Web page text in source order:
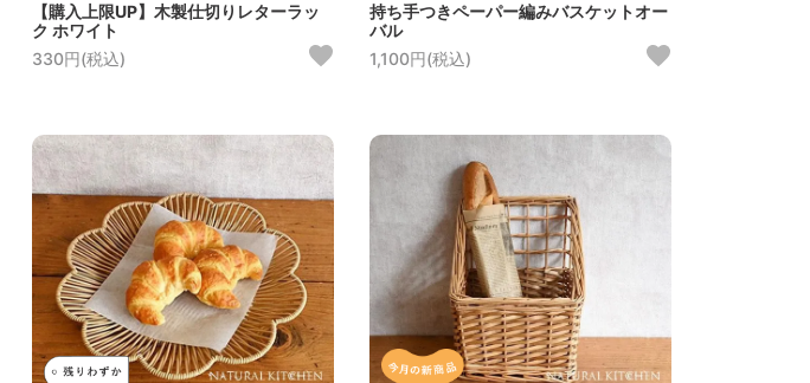
【購入上限UP】木製仕切りレターラッ
ク ホワイト
330円(税込)
持ち手つきペーパー編みバスケットオー
バル
1,100円(税込)